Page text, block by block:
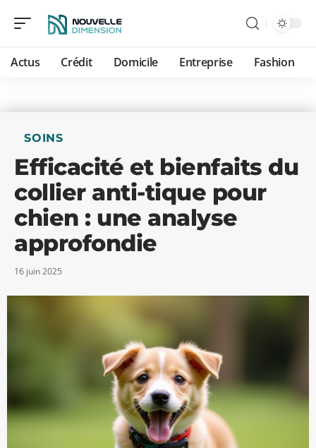
Actus Crédit Domicile Entreprise Fashion
SOINS
Efficacité et bienfaits du
collier anti-tique pour
chien : une analyse
approfondie
16 juin 2025